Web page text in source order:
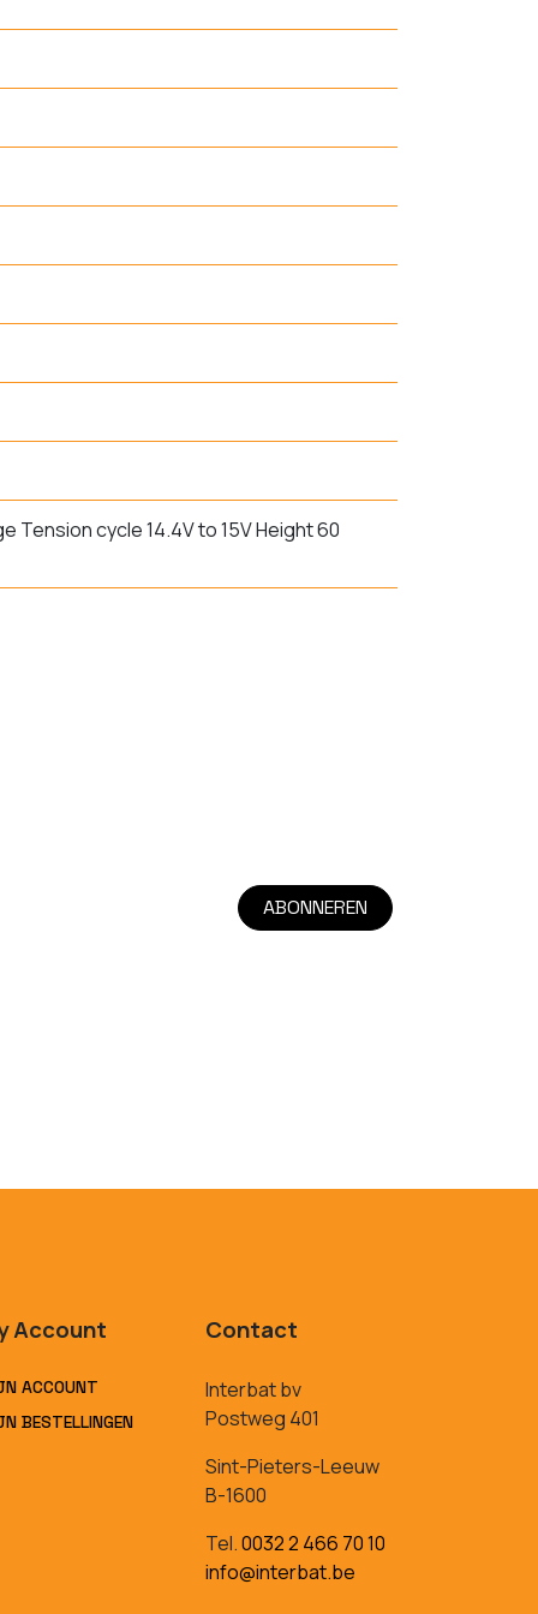
Tension cycle 14.4V to 15V Height 60
ABONNEREN
Account
ACCOUNT
BESTELLINGEN
Contact
Interbat bv
Postweg 401
Sint-Pieters-Leeuw
B-1600
Tel.0032 2 466 70 10
info@interbat.be